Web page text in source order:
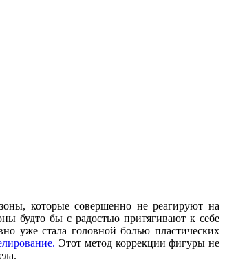
которые совершенно не реагируют на
будто бы с радостью притягивают к себе
уже стала головной болью пластических
Этот метод коррекции фигуры не